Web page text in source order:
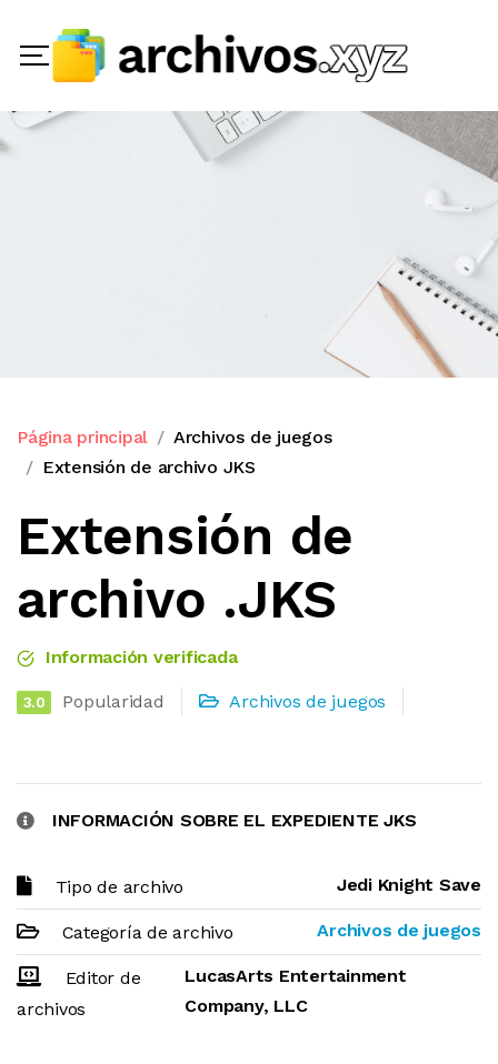
Página principal
Archivos de juegos
Extensión de archivo JKS
Extensión de
archivo .JKS
Información verificada
3.0 Popularidad Archivos de juegos
INFORMACIÓN SOBRE EL EXPEDIENTE JKS
Tipo de archivo Jedi Knight Save
Categoría de archivo Archivos de juegos
Editor de
archivos
LucasArts Entertainment
Company, LLC